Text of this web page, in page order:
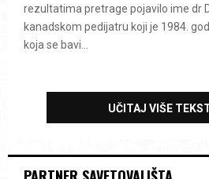
rezultatima pretrage pojavilo ime dr
kanadskom pedijatru koji je 1984.
koja se bavi...
UČITAJ VIŠE